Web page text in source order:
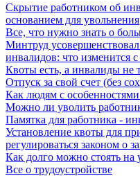
Скрытие работником об
основанием для увольнения
Все, что нужно знать о
Минтруд усовершенствовал
инвалидов: что изменится с
Квоты есть, а инвалиды не
Отпуск за свой счет (без
Как людям с
Можно ли уволить
Памятка для работника -
Установление квоты для
регулироваться законом о
Как долго можно стоять на
Все о трудоустройстве